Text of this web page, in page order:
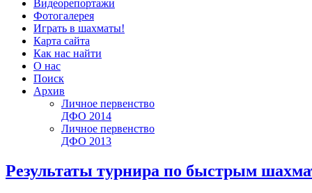
Видеорепортажи
Фотогалерея
Играть в шахматы!
Карта сайта
Как нас найти
О нас
Поиск
Архив
Личное первенство
ДФО 2014
Личное первенство
ДФО 2013
Результаты турнира по быстрым